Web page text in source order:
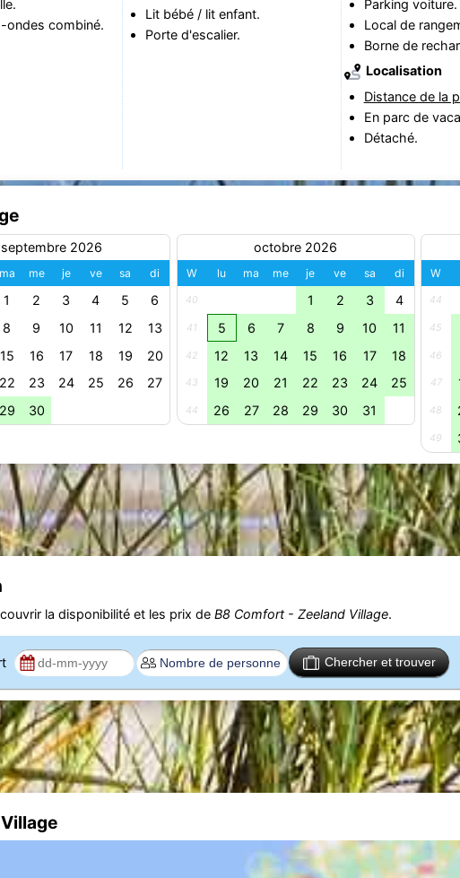
ondes combiné.
Lit bébé / lit enfant.
Porte d'escalier.
Parking voiture.
Local de
Borne de
Localisation
Distance de la
En parc de
Détaché.
septembre 2026
ma me je ve sa di
1 2 3 4 5 6
8 9 10 11 12 13
15 16 17 18 19 20
22 23 24 25 26 27
29 30
octobre 2026
W lu ma me je ve sa di
40 1 2 3 4
41 5 6 7 8 9 10 11
42 12 13 14 15 16 17 18
43 19 20 21 22 23 24 25
44 26 27 28 29 30 31
W
44
45
46
47
48
49
la disponibilité et les prix de B8 Comfort - Zeeland Village.
Chercher et trouver